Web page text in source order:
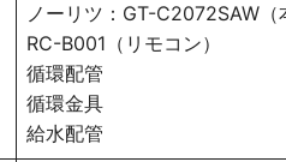
ノーリツ：GT-C2072SAW（
RC-B001（リモコン）
循環配管
循環金具
給水配管